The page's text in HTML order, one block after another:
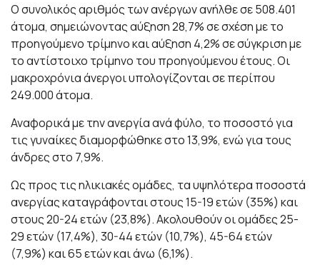
Ο συνολικός αριθμός των ανέργων ανήλθε σε 508.401
άτομα, σημειώνοντας αύξηση 28,7% σε σχέση με το
προηγούμενο τρίμηνο και αύξηση 4,2% σε σύγκριση με
το αντίστοιχο τρίμηνο του προηγούμενου έτους. Οι
μακροχρόνια άνεργοι υπολογίζονται σε περίπου
249.000 άτομα.
Αναφορικά με την ανεργία ανά φύλο, το ποσοστό για
τις γυναίκες διαμορφώθηκε στο 13,9%, ενώ για τους
άνδρες στο 7,9%.
Ως προς τις ηλικιακές ομάδες, τα υψηλότερα ποσοστά
ανεργίας καταγράφονται στους 15-19 ετών (35%) και
στους 20-24 ετών (23,8%). Ακολουθούν οι ομάδες 25-
29 ετών (17,4%), 30-44 ετών (10,7%), 45-64 ετών
(7,9%) και 65 ετών και άνω (6,1%).